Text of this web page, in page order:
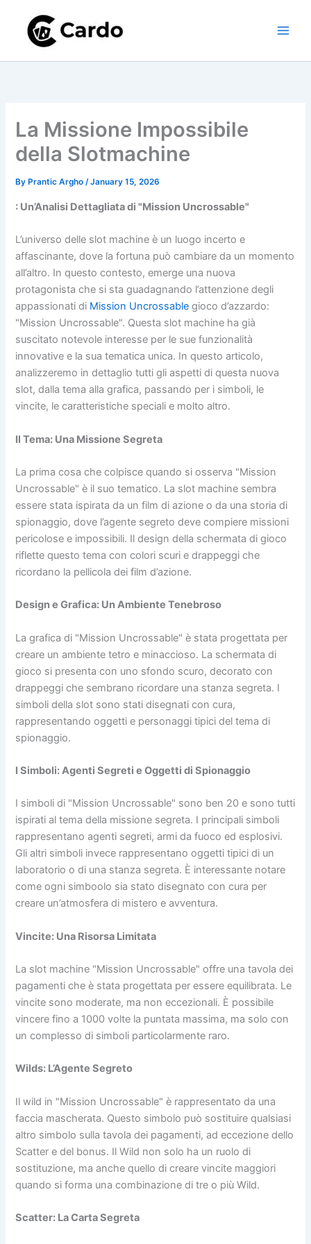
content
La Missione Impossibile
della Slotmachine
By Prantic Argho/January 15, 2026
: Un’Analisi Dettagliata di "Mission Uncrossable"
L’universo delle slot machine è un luogo incerto e
affascinante, dove la fortuna può cambiare da un momento
all’altro. In questo contesto, emerge una nuova
protagonista che si sta guadagnando l’attenzione degli
appassionati di Mission Uncrossable gioco d’azzardo:
"Mission Uncrossable". Questa slot machine ha già
suscitato notevole interesse per le sue funzionalità
innovative e la sua tematica unica. In questo articolo,
analizzeremo in dettaglio tutti gli aspetti di questa nuova
slot, dalla tema alla grafica, passando per i simboli, le
vincite, le caratteristiche speciali e molto altro.
Il Tema: Una Missione Segreta
La prima cosa che colpisce quando si osserva "Mission
Uncrossable" è il suo tematico. La slot machine sembra
essere stata ispirata da un film di azione o da una storia di
spionaggio, dove l’agente segreto deve compiere missioni
pericolose e impossibili. Il design della schermata di gioco
riflette questo tema con colori scuri e drappeggi che
ricordano la pellicola dei film d’azione.
Design e Grafica: Un Ambiente Tenebroso
La grafica di "Mission Uncrossable" è stata progettata per
creare un ambiente tetro e minaccioso. La schermata di
gioco si presenta con uno sfondo scuro, decorato con
drappeggi che sembrano ricordare una stanza segreta. I
simboli della slot sono stati disegnati con cura,
rappresentando oggetti e personaggi tipici del tema di
spionaggio.
I Simboli: Agenti Segreti e Oggetti di Spionaggio
I simboli di "Mission Uncrossable" sono ben 20 e sono tutti
ispirati al tema della missione segreta. I principali simboli
rappresentano agenti segreti, armi da fuoco ed esplosivi.
Gli altri simboli invece rappresentano oggetti tipici di un
laboratorio o di una stanza segreta. È interessante notare
come ogni simboolo sia stato disegnato con cura per
creare un’atmosfera di mistero e avventura.
Vincite: Una Risorsa Limitata
La slot machine "Mission Uncrossable" offre una tavola dei
pagamenti che è stata progettata per essere equilibrata. Le
vincite sono moderate, ma non eccezionali. È possibile
vincere fino a 1000 volte la puntata massima, ma solo con
un complesso di simboli particolarmente raro.
Wilds: L’Agente Segreto
Il wild in "Mission Uncrossable" è rappresentato da una
faccia mascherata. Questo simbolo può sostituire qualsiasi
altro simbolo sulla tavola dei pagamenti, ad eccezione dello
Scatter e del bonus. Il Wild non solo ha un ruolo di
sostituzione, ma anche quello di creare vincite maggiori
quando si forma una combinazione di tre o più Wild.
Scatter: La Carta Segreta